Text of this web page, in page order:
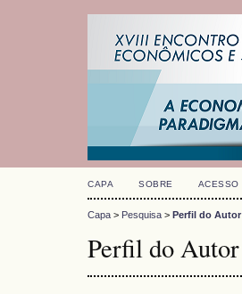
CAPA SOBRE ACESSO
Capa > Pesquisa > Perfil do Autor
Perfil do Autor